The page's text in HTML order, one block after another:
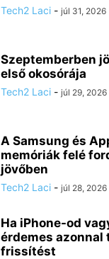
Tech2 Laci - júl 31, 2026
Szeptemberben
első okosórája
Tech2 Laci - júl 29, 2026
A Samsung és
memóriák felé
jövőben
Tech2 Laci - júl 28, 2026
Ha iPhone-od
érdemes azonnal
frissítést